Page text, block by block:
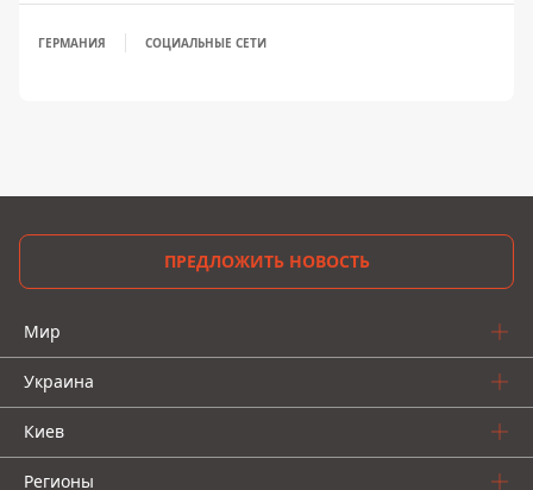
ГЕРМАНИЯ СОЦИАЛЬНЫЕ СЕТИ
ПРЕДЛОЖИТЬ НОВОСТЬ
Мир
Украина
Киев
Регионы